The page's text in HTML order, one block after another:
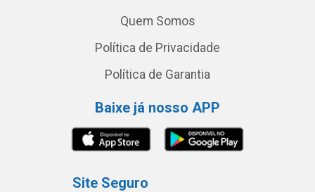
Quem Somos
Política de Privacidade
Política de Garantia
Baixe já nosso APP
Site Seguro